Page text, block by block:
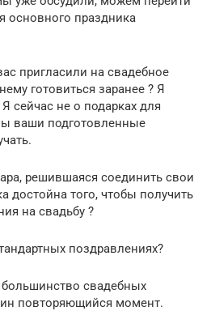
основного праздника
пригласили на свадебное
готовиться заранее ? Я
сейчас не о подарках для
ваши подготовленные
решившаяся соединить свои
достойна того, чтобы получить
на свадьбу ?
поздравлениях?
свадебных
повторяющийся момент.